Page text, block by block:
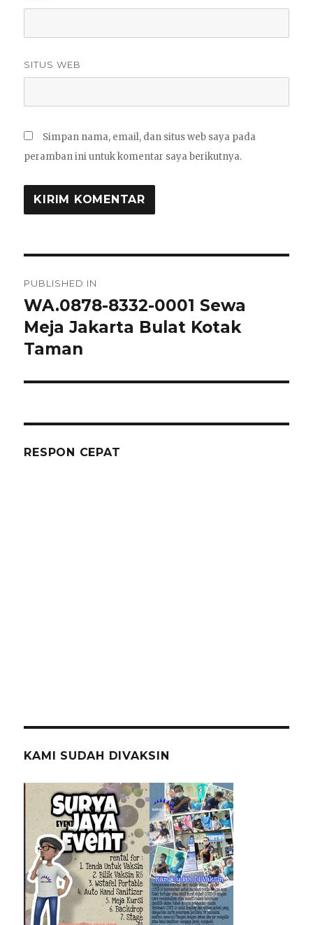
SITUS WEB
Simpan nama, email, dan situs web saya pada
peramban ini untuk komentar saya berikutnya.
pos
PUBLISHED IN
WA.0878-8332-0001 Sewa
Meja Jakarta Bulat Kotak
Taman
RESPON CEPAT
KAMI SUDAH DIVAKSIN